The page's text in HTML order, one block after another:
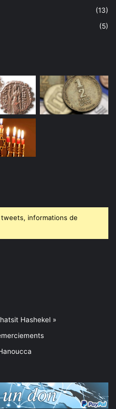
(13)
(5)
informations de
Hashekel »